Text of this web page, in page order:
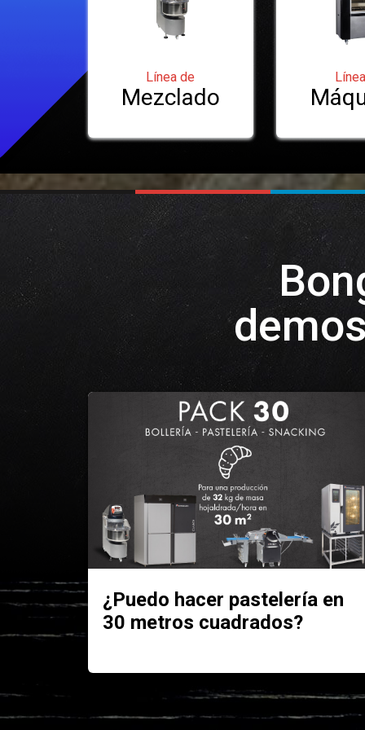
Línea de
Mezclado
¿Puedo hacer pastelería en
30 metros cuadrados?